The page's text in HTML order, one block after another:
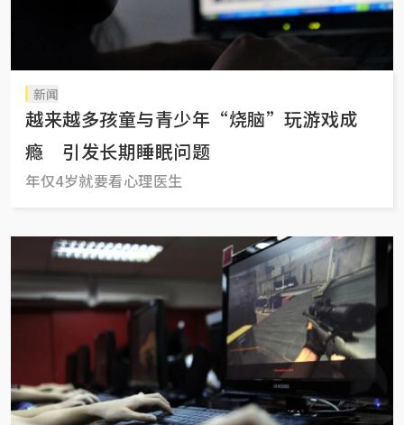
新闻
越来越多孩童与青少年“烧脑”玩游戏成
瘾 引发长期睡眠问题
年仅4岁就要看心理医生